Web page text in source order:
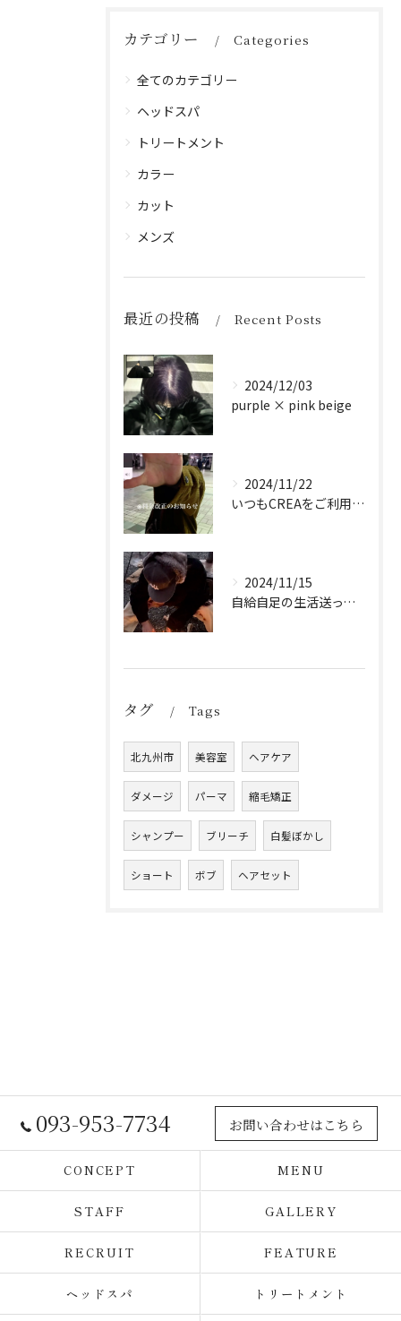
カテゴリー Categories
全てのカテゴリー
ヘッドスパ
トリートメント
カラー
カット
メンズ
最近の投稿 Recent Posts
2024/12/03
purple × pink beige
2024/11/22
いつもCREAをご利用頂き誠に有難う御座います！
2024/11/15
自給自足の生活送ってます
タグ Tags
北九州市 美容室 ヘアケア
ダメージ パーマ 縮毛矯正
シャンプー ブリーチ 白髪ぼかし
ショート ボブ ヘアセット
093-953-7734 お問い合わせはこちら
CONCEPT MENU
STAFF GALLERY
RECRUIT FEATURE
ヘッドスパ トリートメント